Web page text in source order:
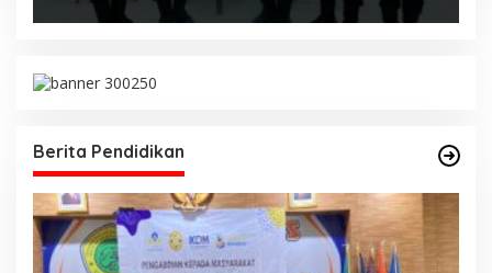
Berita Pendidikan